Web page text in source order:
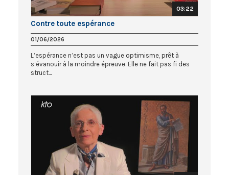
03:22
Contre toute espérance
01/06/2026
L’espérance n’est pas un vague optimisme, prêt à
s’évanouir à la moindre épreuve. Elle ne fait pas fi des
struct...